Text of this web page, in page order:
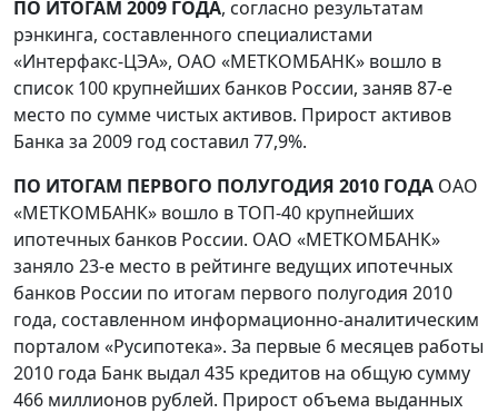
ПО ИТОГАМ 2009 ГОДА, согласно результатам
рэнкинга, составленного специалистами
«Интерфакс-ЦЭА», ОАО «МЕТКОМБАНК» вошло в
список 100 крупнейших банков России, заняв 87-е
место по сумме чистых активов. Прирост активов
Банка за 2009 год составил 77,9%.
ПО ИТОГАМ ПЕРВОГО ПОЛУГОДИЯ 2010 ГОДА ОАО
«МЕТКОМБАНК» вошло в ТОП-40 крупнейших
ипотечных банков России. ОАО «МЕТКОМБАНК»
заняло 23-е место в рейтинге ведущих ипотечных
банков России по итогам первого полугодия 2010
года, составленном информационно-аналитическим
порталом «Русипотека». За первые 6 месяцев работы
2010 года Банк выдал 435 кредитов на общую сумму
466 миллионов рублей. Прирост объема выданных